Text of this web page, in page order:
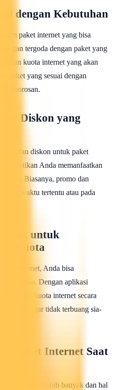
dengan Kebutuhan
paket internet yang bisa
tergoda dengan paket yang
kuota internet yang akan
paket yang sesuai dengan
Diskon yang
dan diskon untuk paket
pastikan Anda memanfaatkan
baik. Biasanya, promo dan
waktu tertentu atau pada
untuk
Kuota
internet, Anda bisa
tersedia. Dengan aplikasi
kuota internet secara
kuota agar tidak terbuang sia-
Paket Internet Saat
internet akan lebih banyak dan hal